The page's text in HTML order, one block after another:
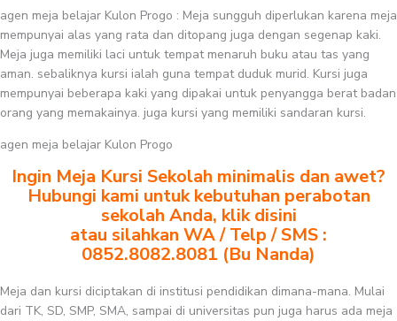
agen meja belajar Kulon Progo : Meja sungguh diperlukan karena meja
mempunyai alas yang rata dan ditopang juga dengan segenap kaki.
Meja juga memiliki laci untuk tempat menaruh buku atau tas yang
aman. sebaliknya kursi ialah guna tempat duduk murid. Kursi juga
mempunyai beberapa kaki yang dipakai untuk penyangga berat badan
orang yang memakainya. juga kursi yang memiliki sandaran kursi.
agen meja belajar Kulon Progo
Ingin Meja Kursi Sekolah minimalis dan awet?
Hubungi kami untuk kebutuhan perabotan
sekolah Anda, klik disini
atau silahkan WA / Telp / SMS :
0852.8082.8081 (Bu Nanda)
Meja dan kursi diciptakan di institusi pendidikan dimana-mana. Mulai
dari TK, SD, SMP, SMA, sampai di universitas pun juga harus ada meja